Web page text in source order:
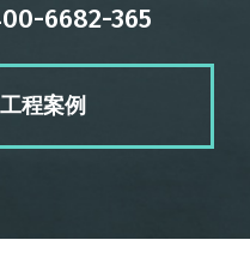
6682-365
程案例